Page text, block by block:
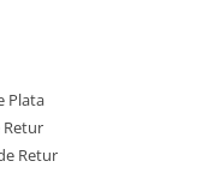
Plata
Retur
Retur